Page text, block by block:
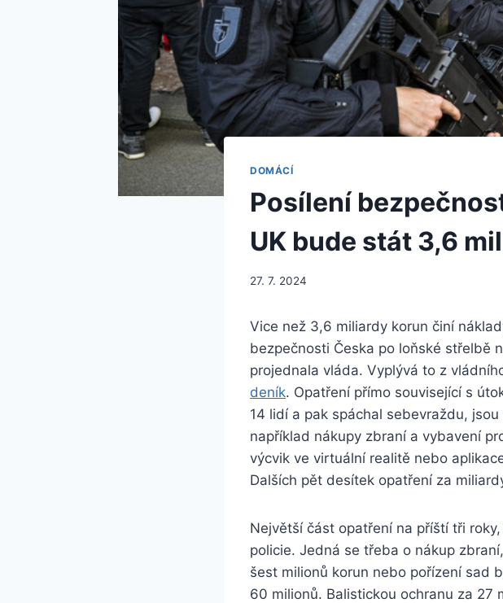
DOMÁCÍ
Posílení
UK bude stát 3,6
27. 7. 2024
Vice než 3,6 miliardy korun činí
bezpečnosti Česka po loňské střelbě
projednala vláda. Vyplývá to z
deník. Opatření přímo související s
14 lidí a pak spáchal sebevraždu,
například nákupy zbraní a vybavení
výcvik ve virtuální realitě nebo
Dalších pět desítek opatření za
Největší část opatření na příští tři
policie. Jedná se třeba o nákup
šest milionů korun nebo pořízení sad
60 milionů. Balistickou ochranu za 27